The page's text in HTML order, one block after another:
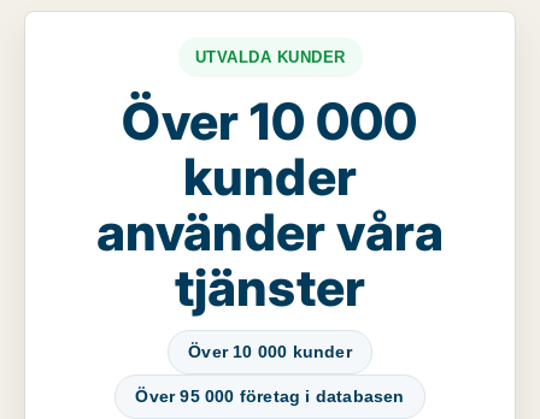
UTVALDA KUNDER
Över 10 000
kunder
använder våra
tjänster
Över 10 000 kunder
Över 95 000 företag i databasen